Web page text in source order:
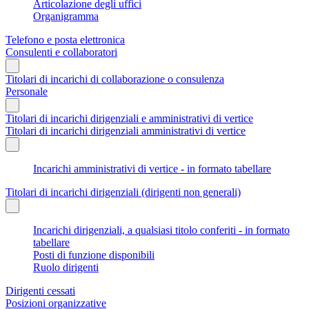
Articolazione degli uffici
Organigramma
Telefono e posta elettronica
Consulenti e collaboratori
Titolari di incarichi di collaborazione o consulenza
Personale
Titolari di incarichi dirigenziali e amministrativi di vertice
Titolari di incarichi dirigenziali amministrativi di vertice
Incarichi amministrativi di vertice - in formato tabellare
Titolari di incarichi dirigenziali (dirigenti non generali)
Incarichi dirigenziali, a qualsiasi titolo conferiti - in formato
tabellare
Posti di funzione disponibili
Ruolo dirigenti
Dirigenti cessati
Posizioni organizzative